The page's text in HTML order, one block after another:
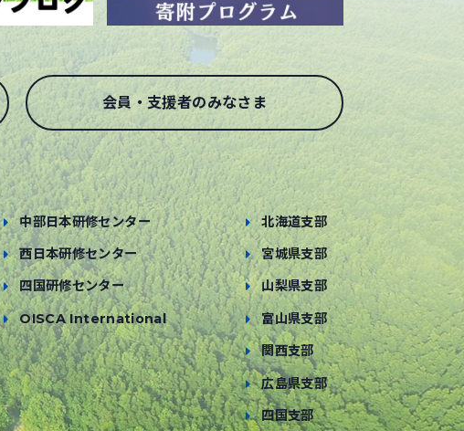
会員・支援者のみなさま
中部日本研修センター
西日本研修センター
四国研修センター
OISCA International
北海道支部
宮城県支部
山梨県支部
富山県支部
関西支部
広島県支部
四国支部